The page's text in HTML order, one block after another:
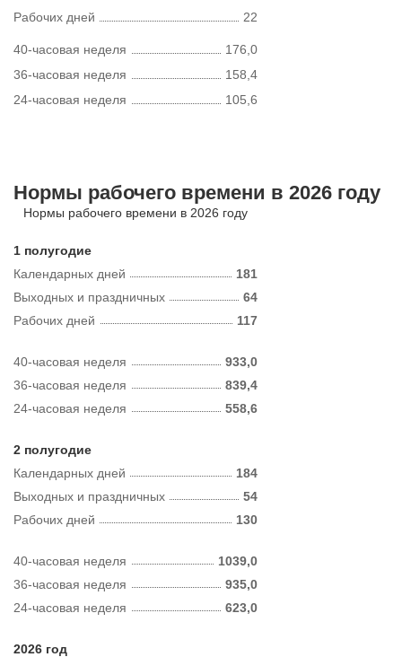
Рабочих дней
22
40-часовая неделя
176,0
36-часовая неделя
158,4
24-часовая неделя
105,6
Нормы рабочего времени в 2026 году
Нормы рабочего времени в 2026 году
1 полугодие
Календарных дней
181
Рабочих дней 117
Выходных и праздничных 64
40-часовая неделя
933,0
36-часовая неделя
839,4
24-часовая неделя
558,6
2 полугодие
Календарных дней
184
Рабочих дней 130
Выходных и праздничных 54
40-часовая неделя
1039,0
36-часовая неделя
935,0
24-часовая неделя
623,0
2026 год